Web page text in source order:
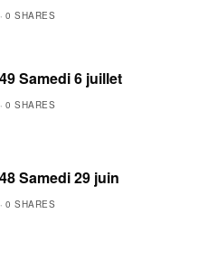
0 SHARES
Samedi 6 juillet
0 SHARES
Samedi 29 juin
0 SHARES